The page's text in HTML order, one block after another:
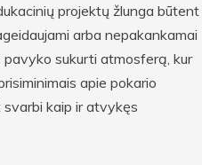
projektų žlunga būtent
arba nepakankamai
pavyko sukurti atmosferą, kur
apie pokario
kaip ir atvykęs